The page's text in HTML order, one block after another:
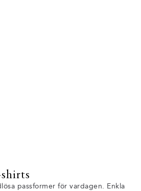
passformer för vardagen. Enkla